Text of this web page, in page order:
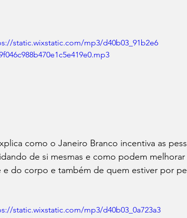
static.wixstatic.com/mp3/d40b03_91b2e6
como o Janeiro Branco incentiva as
de si mesmas e como podem
e do corpo e também de quem estiver por
static.wixstatic.com/mp3/d40b03_0a723a3